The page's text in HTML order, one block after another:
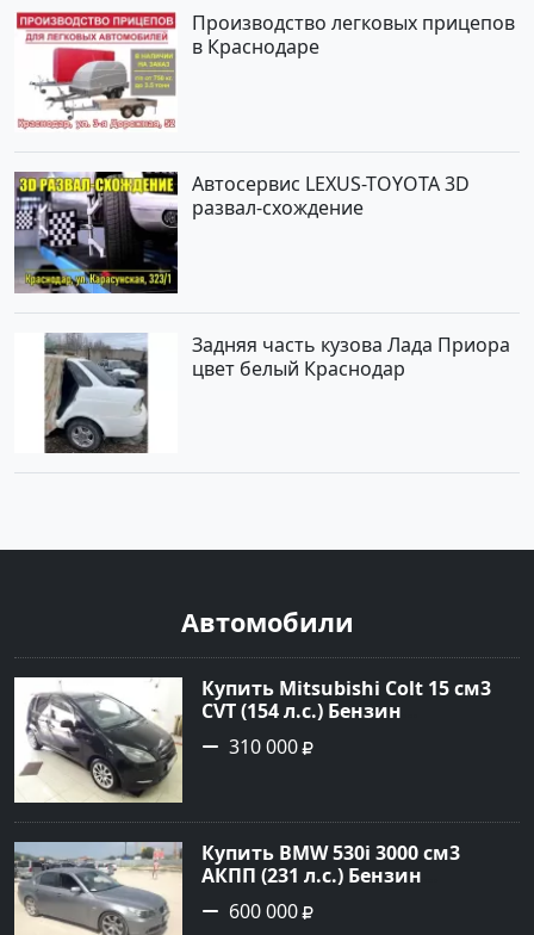
Производство легковых прицепов
в Краснодаре
Автосервис LEXUS-TOYOTA 3D
развал-схождение
Задняя часть кузова Лада Приора
цвет белый Краснодар
Автомобили
Купить Mitsubishi Colt 15 см3
CVT (154 л.с.) Бензин
турбонаддув в Краснодар:
цвет Чёрный металик Хетчбэк
сайте Авторынок23
310 000
Купить BMW 530i 3000 см3
АКПП (231 л.с.) Бензин
инжектор в Новороссийск:
цвет серый Седан 2004 года по
600 000